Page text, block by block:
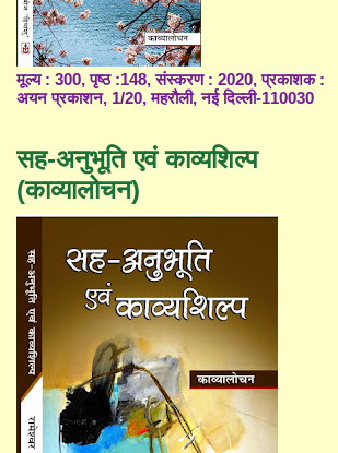
मूल्य : 300, पृष्ठ :148, संस्करण : 2020, प्रकाशक :
अयन प्रकाशन, 1/20, महरौली, नई दिल्ली-110030
सह-अनुभूति एवं काव्यशिल्प
(काव्यालोचन)